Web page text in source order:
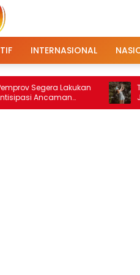
INTERNASIONAL
Lakukan
Tanda
Jesslyn
Dibawa